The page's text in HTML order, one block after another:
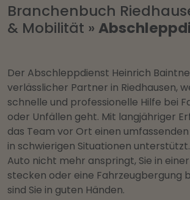
Branchenbuch
& Mobilität »
Der Abschleppdienst Heinrich
verlässlicher Partner in Riedhausen,
schnelle und professionelle Hilfe bei
oder Unfällen geht. Mit langjähriger
das Team vor Ort einen umfassenden
in schwierigen Situationen
Auto nicht mehr anspringt, Sie in
stecken oder eine Fahrzeugbergung
sind Sie in guten Händen.